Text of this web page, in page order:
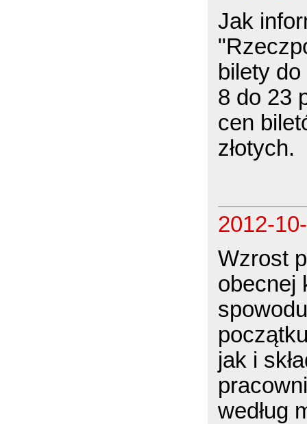
Jak
bilety
8 do 23
cen
złotych.
2012-
Wzrost
obecnej
jak i
według